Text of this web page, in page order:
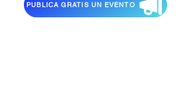
PUBLICA GRATIS UN EVENTO